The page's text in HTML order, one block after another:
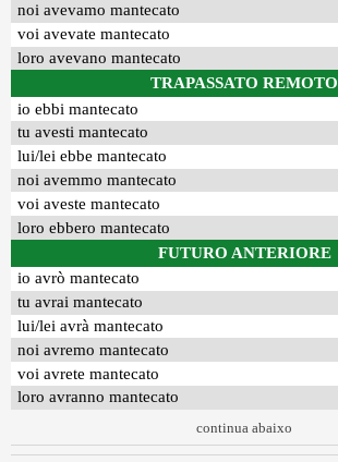
noi avevamo mantecato
voi avevate mantecato
loro avevano mantecato
TRAPASSATO REMOTO
io ebbi mantecato
tu avesti mantecato
lui/lei ebbe mantecato
noi avemmo mantecato
voi aveste mantecato
loro ebbero mantecato
FUTURO ANTERIORE
io avrò mantecato
tu avrai mantecato
lui/lei avrà mantecato
noi avremo mantecato
voi avrete mantecato
loro avranno mantecato
continua abaixo